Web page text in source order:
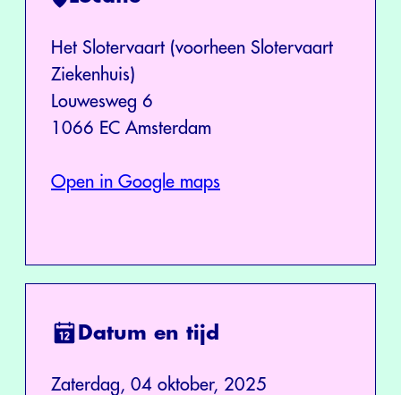
Het Slotervaart (voorheen Slotervaart
Ziekenhuis)
Louwesweg 6
1066 EC Amsterdam
Open in Google maps
Datum en tijd
Zaterdag, 04 oktober, 2025